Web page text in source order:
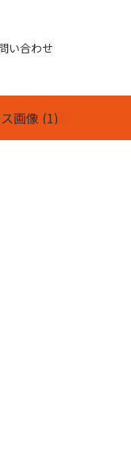
い合わせ
画像 (1)